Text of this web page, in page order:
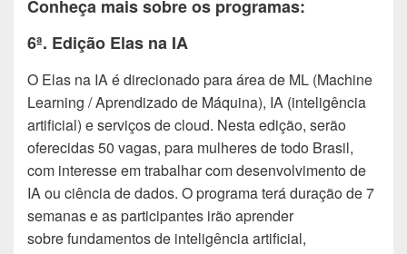
Conheça mais sobre os programas:
6ª. Edição Elas na IA
O Elas na IA é direcionado para área de ML (Machine
Learning / Aprendizado de Máquina), IA (inteligência
artificial) e serviços de cloud. Nesta edição, serão
oferecidas 50 vagas, para mulheres de todo Brasil,
com interesse em trabalhar com desenvolvimento de
IA ou ciência de dados. O programa terá duração de 7
semanas e as participantes irão aprender
sobrefundamentos de inteligência artificial,